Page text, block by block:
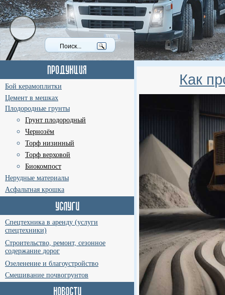
Бой керамоплитки
Цемент в мешках
Плодородные грунты
Грунт плодородный
Чернозём
Торф низинный
Торф верховой
Биокомпост
Нерудные материалы
Асфальтная крошка
Спецтехника в аренду (услуги
спецтехники)
Строительство, ремонт, сезонное
содержание дорог
Озеленение и благоустройство
Смешивание почвогрунтов
Как